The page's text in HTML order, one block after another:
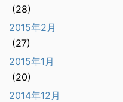
(28)
2015年2月
(27)
2015年1月
(20)
2014年12月